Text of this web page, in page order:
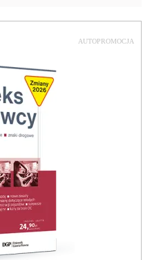
AUTOPROMOCJA